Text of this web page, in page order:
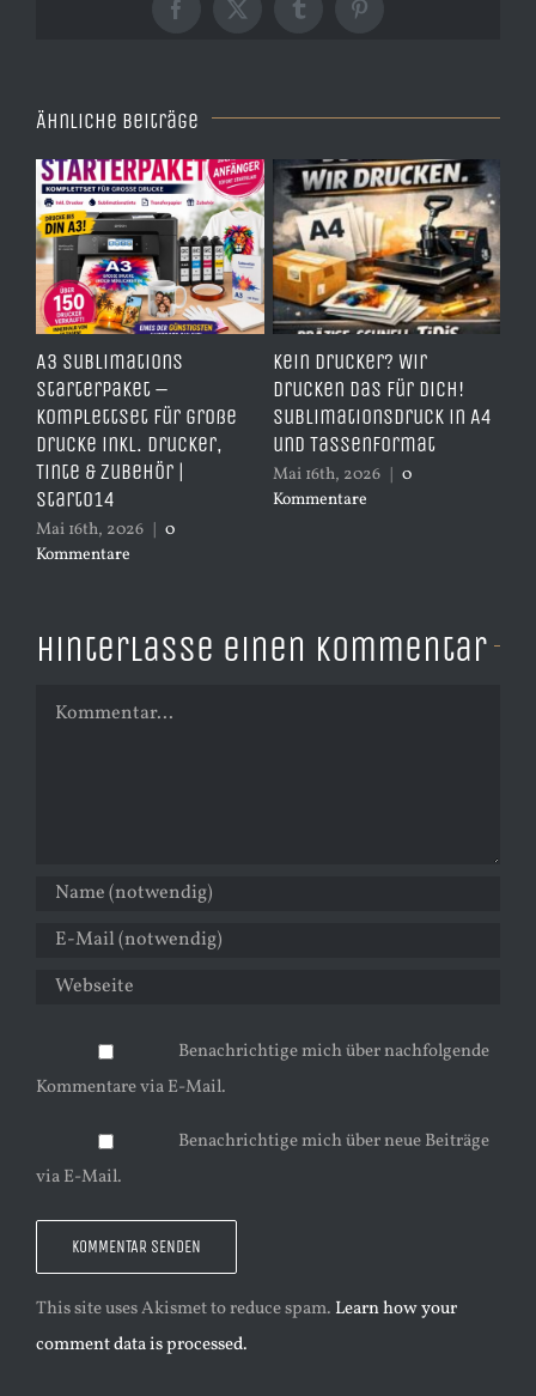
Facebook
X TumblrPinterest
Ähnliche Beiträge
A3 Sublimations
Starterpaket –
Komplettset für große
Drucke inkl. Drucker,
Tinte & Zubehör |
Start014
Mai 16th, 2026 | 0
Kommentare
Kein Drucker? Wir
drucken das für dich!
Sublimationsdruck in A4
und Tassenformat
Mai 16th, 2026 | 0
Kommentare
Hinterlasse einen Kommentar
Kommentar
Benachrichtige mich über nachfolgende
Kommentare via E-Mail.
Benachrichtige mich über neue Beiträge
via E-Mail.
This site uses Akismet to reduce spam. Learn how your
comment data is processed.